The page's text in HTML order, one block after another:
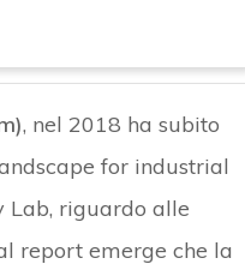
, nel 2018 ha subito
for industrial
Lab, riguardo alle
report emerge che la